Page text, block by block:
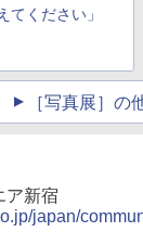
てください」
［写真展］の
ア新宿
japan/